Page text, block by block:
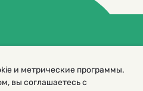
только с разрешения редакторов
и метрические программы.
вы соглашаетесь с